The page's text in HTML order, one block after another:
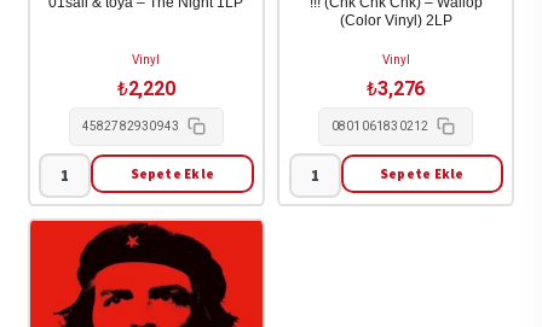
Vinyl
₺2,220
4582782930943
01sail
&
The
Sepete Ekle
(Color Vinyl) 2LP
Vinyl
₺3,276
0801061830212
!!!
Sepete Ekle